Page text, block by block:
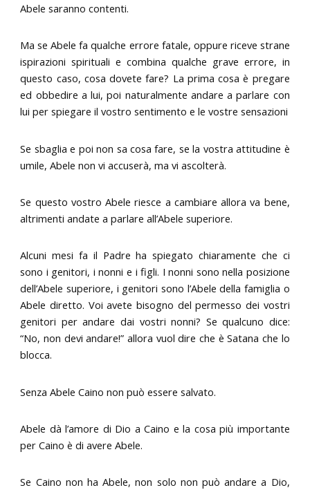
Abele saranno contenti.
Ma se Abele fa qualche errore fatale, oppure riceve strane
ispirazioni spirituali e combina qualche grave errore, in
questo caso, cosa dovete fare? La prima cosa è pregare
ed obbedire a lui, poi naturalmente andare a parlare con
lui per spiegare il vostro sentimento e le vostre sensazioni
Se sbaglia e poi non sa cosa fare, se la vostra attitudine è
umile, Abele non vi accuserà, ma vi ascolterà.
Se questo vostro Abele riesce a cambiare allora va bene,
altrimenti andate a parlare all’Abele superiore.
Alcuni mesi fa il Padre ha spiegato chiaramente che ci
sono i genitori, i nonni e i figli. I nonni sono nella posizione
dell’Abele superiore, i genitori sono l’Abele della famiglia o
Abele diretto. Voi avete bisogno del permesso dei vostri
genitori per andare dai vostri nonni? Se qualcuno dice:
“No, non devi andare!” allora vuol dire che è Satana che lo
blocca.
Senza Abele Caino non può essere salvato.
Abele dà l’amore di Dio a Caino e la cosa più importante
per Caino è di avere Abele.
Se Caino non ha Abele, non solo non può andare a Dio,